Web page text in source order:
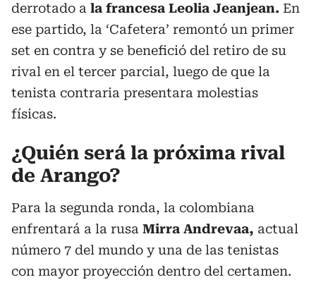
derrotado a la francesa Leolia Jeanjean. En
ese partido, la ‘Cafetera’ remontó un primer
set en contra y se benefició del retiro de su
rival en el tercer parcial, luego de que la
tenista contraria presentara molestias
físicas.
¿Quién será la próxima rival
de Arango?
Para la segunda ronda, la colombiana
enfrentará a la rusa Mirra Andrevaa, actual
número 7 del mundo y una de las tenistas
con mayor proyección dentro del certamen.